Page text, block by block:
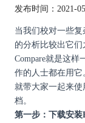
发布时间：2021-
当我们校对一些
的分析比较出它们
Compare就是这样
作的人士都在用
就带大家一起来
档。
第一步：下载安装